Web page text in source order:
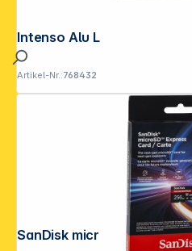
Artikel-Nr.:768432